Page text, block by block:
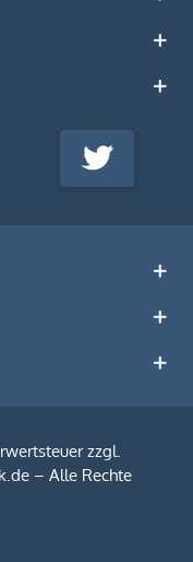
Twitter
zzgl.
– Alle Rechte